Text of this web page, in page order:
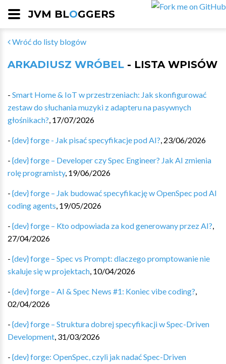
JVM BLOGGERS
Wróć do listy blogów
ARKADIUSZ WRÓBEL - LISTA WPISÓW
- Smart Home & IoT w przestrzeniach: Jak skonfigurować
zestaw do słuchania muzyki z adapteru na pasywnych
głośnikach?, 17/07/2026
- {dev} forge - Jak pisać specyfikacje pod AI?, 23/06/2026
- {dev} forge – Developer czy Spec Engineer? Jak AI zmienia
rolę programisty, 19/06/2026
- {dev} forge – Jak budować specyfikację w OpenSpec pod AI
coding agents, 19/05/2026
- {dev} forge – Kto odpowiada za kod generowany przez AI?,
27/04/2026
- {dev} forge – Spec vs Prompt: dlaczego promptowanie nie
skaluje się w projektach, 10/04/2026
- {dev} forge – AI & Spec News #1: Koniec vibe coding?,
02/04/2026
- {dev} forge – Struktura dobrej specyfikacji w Spec-Driven
Development, 31/03/2026
- {dev} forge: OpenSpec, czyli jak nadać Spec-Driven